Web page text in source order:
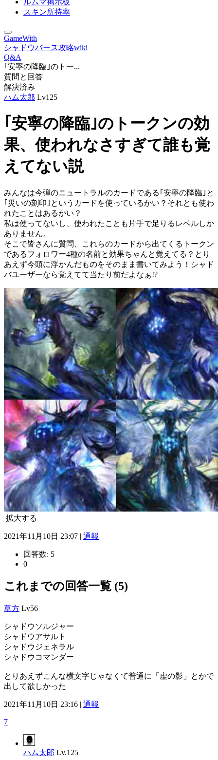
ルムマ掲示板
スキン所持率
GameWith
シャドウバース攻略wiki
Q&A
｢安寧の降臨｣のトー...
質問と回答
解決済み
ハム太郎 Lv125
｢安寧の降臨｣のトークンの効
果、使われなさすぎて誰も覚
えてない説
みんなは今弾のニュートラルのカードである｢安寧の降臨｣と
｢災いの刻印｣というカードを使っているかい？それとも使わ
れたことはあるかい？
私は使ってないし、使われたことも片手で足りるレベルしか
ありません。
そこで皆さんに質問、これらのカードから出てくるトークン
であるフォロワー4種の名前と効果ちゃんと覚えてる？とり
あえず今頭に浮かんだものをそのまま書いてみよう！シャド
バユーザーなら覚えてて当たり前だよなぁ!?
拡大する
2021年11月10日 23:07 | 通報
回答数: 5
0
これまでの回答一覧 (5)
草方 Lv56
シャドウソルジャー
シャドウアサルト
シャドウジェネラル
シャドウコマンダー
とりあえずこんな横文字じゃなくて普通に「虚の影」とかで
出して欲しかった
2021年11月10日 23:16 | 通報
7
ハム太郎 Lv.125